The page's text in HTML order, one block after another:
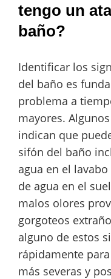
tengo un
baño?
Identificar los
del baño es
problema a
mayores.
indican que
sifón del baño
agua en el
de agua en el
malos olores
gorgoteos
alguno de estos
rápidamente
más severas y